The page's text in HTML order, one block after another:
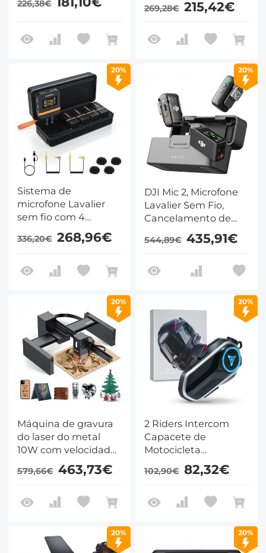
Bateria,Bi-Color COB
contínua 2700K-
6500K para cinema /
Videografia /
Fotografia de estúdio
226,38€
efeitos de luz
269,28€ 215,42€
20%
Sistema de
microfone Lavalier
sem fio com 4
transmissores e 1
receptor
336,20€ 268,96€
20%
DJI Mic 2, Microfone
Lavalier Sem Fio,
Cancelamento de
Ruído, Gravação
Interna Flutuante de
Alcance de 250 m,
Carregamento,
Microfone para
Câmera / Telefone,
Vlog, Streaming
544,89€ 435,91€
20%
Máquina de gravura
do laser do metal
10W com velocidade
600mm/min do
ponto do assistente
579,66€ 463,73€
20%
2 Riders Intercom
Capacete de
Motocicleta
Bluetooth Headset
com Áudio
Compartilhamento
102,90€ 82,32€
20% 20%